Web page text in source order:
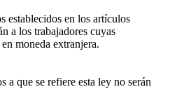
en los artículos
a los trabajadores cuyas
moneda extranjera.
que se refiere esta ley no serán